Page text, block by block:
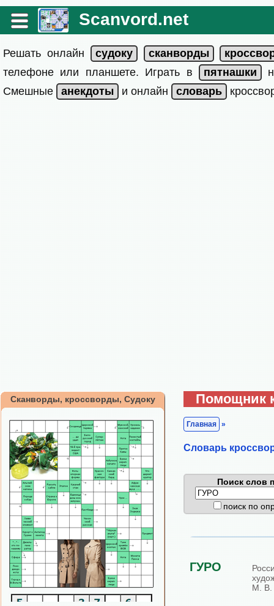
Scanvord.net
Решать онлайн
телефоне или планшете. Играть в
Смешные
и онлайн
Сканворды, кроссворды, Судоку Помощник
Главная »
Cловарь
Поиск слов
поиск по
ГУРО
М. В.